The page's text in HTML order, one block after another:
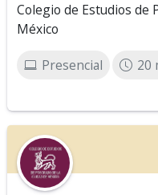
Colegio de Estudios de
México
Presencial 20